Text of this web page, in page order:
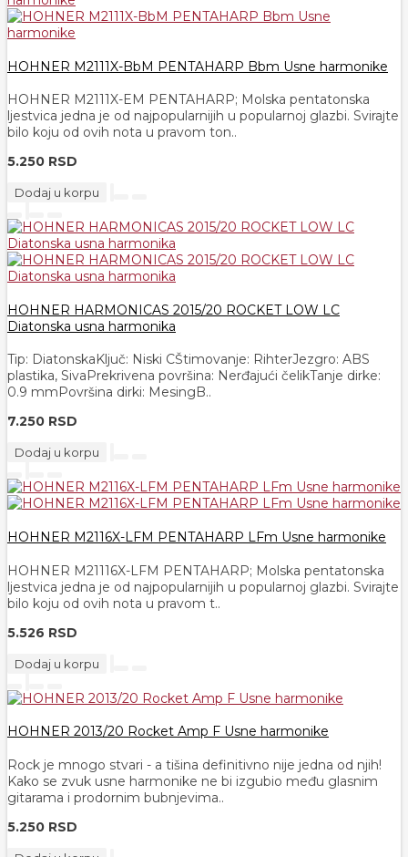
HOHNER M2111X-BbM PENTAHARP Bbm Usne harmonike
HOHNER M2111X-EM PENTAHARP; Molska pentatonska
ljestvica jedna je od najpopularnijih u popularnoj glazbi. Svirajte
bilo koju od ovih nota u pravom ton..
5.250 RSD
Dodaj u korpu
HOHNER HARMONICAS 2015/20 ROCKET LOW LC
Diatonska usna harmonika
Tip: DiatonskaKljuč: Niski CŠtimovanje: RihterJezgro: ABS
plastika, SivaPrekrivena površina: Nerđajući čelikTanje dirke:
0.9 mmPovršina dirki: MesingB..
7.250 RSD
Dodaj u korpu
HOHNER M2116X-LFM PENTAHARP LFm Usne harmonike
HOHNER M21116X-LFM PENTAHARP; Molska pentatonska
ljestvica jedna je od najpopularnijih u popularnoj glazbi. Svirajte
bilo koju od ovih nota u pravom t..
5.526 RSD
Dodaj u korpu
HOHNER 2013/20 Rocket Amp F Usne harmonike
Rock je mnogo stvari - a tišina definitivno nije jedna od njih!
Kako se zvuk usne harmonike ne bi izgubio među glasnim
gitarama i prodornim bubnjevima..
5.250 RSD